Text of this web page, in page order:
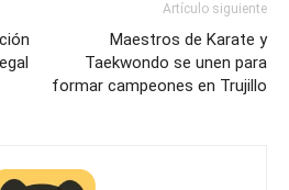
Artículo siguiente
Maestros de Karate y
Taekwondo se unen para
formar campeones en Trujillo